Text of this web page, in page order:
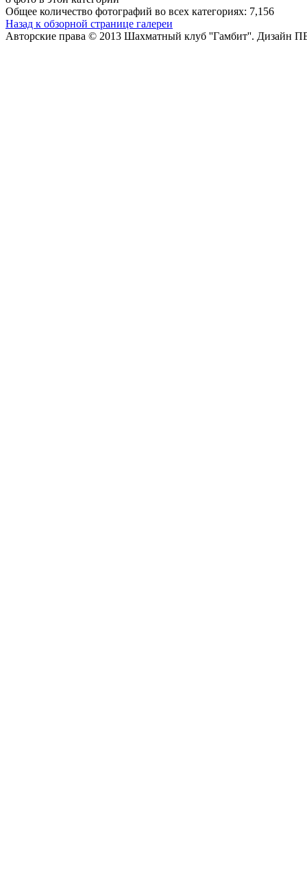
Общее количество фотографий во всех категориях: 7,156
Назад к обзорной странице галереи
Авторские права © 2013 Шахматный клуб ''Гамбит''. Дизайн